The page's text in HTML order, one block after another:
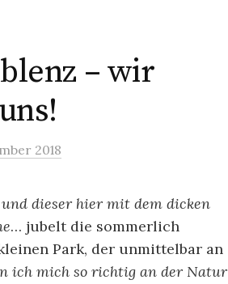
– wir
2018
dieser hier mit dem dicken
… jubelt die sommerlich
Park, der unmittelbar an
ich mich so richtig an der Natur